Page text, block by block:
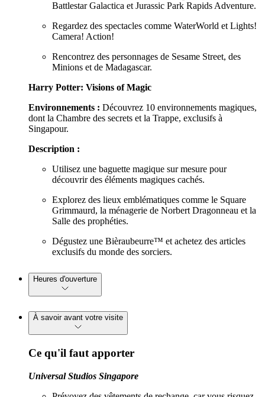
Battlestar Galactica et Jurassic Park Rapids Adventure.
Regardez des spectacles comme WaterWorld et Lights!
Camera! Action!
Rencontrez des personnages de Sesame Street, des
Minions et de Madagascar.
Harry Potter: Visions of Magic
Environnements : Découvrez 10 environnements magiques,
dont la Chambre des secrets et la Trappe, exclusifs à
Singapour.
Description :
Utilisez une baguette magique sur mesure pour
découvrir des éléments magiques cachés.
Explorez des lieux emblématiques comme le Square
Grimmaurd, la ménagerie de Norbert Dragonneau et la
Salle des prophéties.
Dégustez une Bièraubeurre™ et achetez des articles
exclusifs du monde des sorciers.
Heures d'ouverture
À savoir avant votre visite
Ce qu'il faut apporter
Universal Studios Singapore